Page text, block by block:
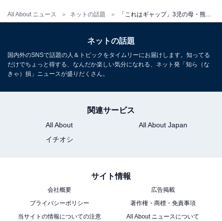
All About ニュース ネットの話題
ネットの話題
国内外のSNSで話題の人＆トピックをタイムリーにお届けします。知ってる
だけでちょっと得する、なんだか楽しい気分になれる、ネット発「知ら（な
きゃ）損」ニュースが盛りだくさん。
関連サービス
All About
All About Japan
イチオシ
サイト情報
会社概要
広告掲載
プライバシーポリシー
著作権・商標・免責事項
当サイトの情報についての注意
All About ニュースについて